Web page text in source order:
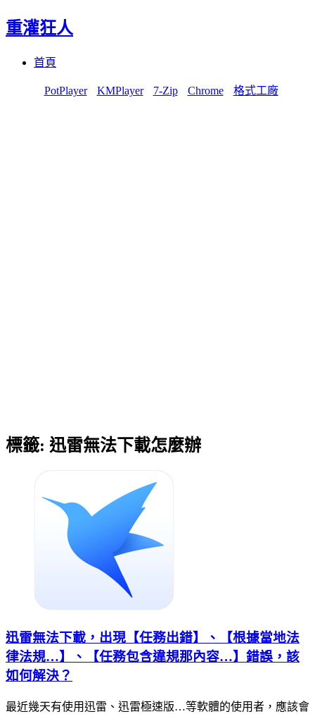
重灌狂人
首頁
PotPlayer KMPlayer 7-Zip Chrome 格式工廠
標籤: 迅雷無法下載怎麼辦
迅雷無法下載，出現【任務出錯】、【根據當地法
律法規…】、【任務包含違規那內容…】錯誤，該
如何解決？
最近幾天有使用迅雷、迅雷極速版…等軟體的使用者，應該會